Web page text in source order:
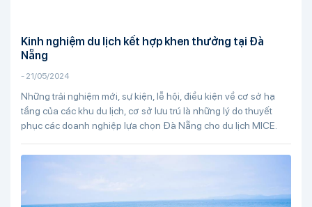
Kinh nghiệm du lịch kết hợp khen thưởng tại Đà
Nẵng
- 21/05/2024
Những trải nghiệm mới, sự kiện, lễ hội, điều kiện về cơ sở hạ
tầng của các khu du lịch, cơ sở lưu trú là những lý do thuyết
phục các doanh nghiệp lựa chọn Đà Nẵng cho du lịch MICE.